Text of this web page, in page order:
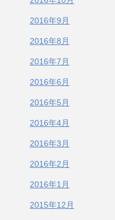
2016年9月
2016年8月
2016年7月
2016年6月
2016年5月
2016年4月
2016年3月
2016年2月
2016年1月
2015年12月